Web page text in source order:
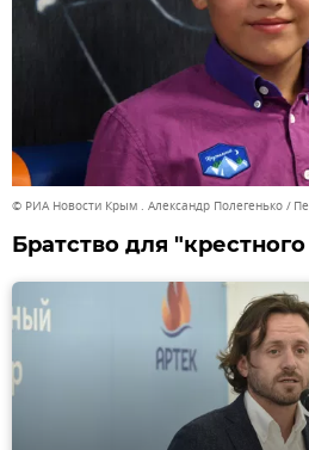
© РИА Новости Крым . Александр Полегенько
Братство для